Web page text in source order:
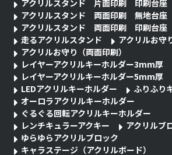
アクリルスタンド 片面印刷 印刷台座
アクリルスタンド 両面印刷 無地台座
アクリルスタンド 両面印刷 印刷台座
走るアクリルスタンド
アクリルお守
アクリルお守り（両面印刷）
レイヤーアクリルキーホルダー3mm厚
レイヤーアクリルキーホルダー5mm厚
LEDアクリルキーホルダー
ふりふり
オーロラアクリルキーホルダー
ぐるぐる回転アクリルキーホルダー
レンチキュラーアクキー
アクリルブ
ゆらゆらアクリルブロック
キャラステージ（アクリルボード）